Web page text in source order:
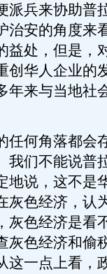
派兵来协助普
治安的角度来
益处，但是，
创华人企业的
年来与当地社
何角落都会
我们不能说普
地说，这不是
灰色经济，认
灰色经济是看
灰色经济和偷
这一点上看，